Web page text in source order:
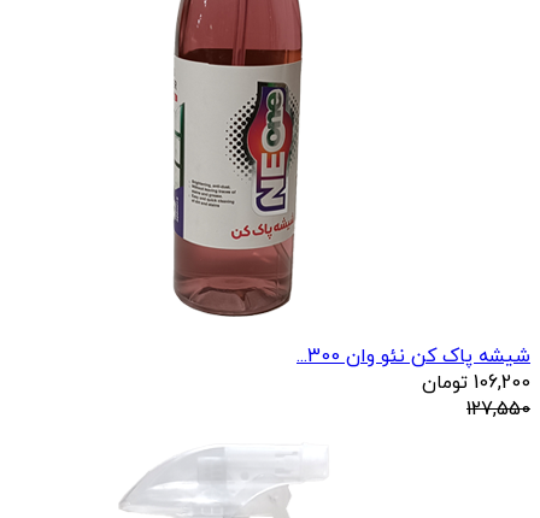
شیشه پاک کن نئو وان 300...
106,200 تومان
127,550